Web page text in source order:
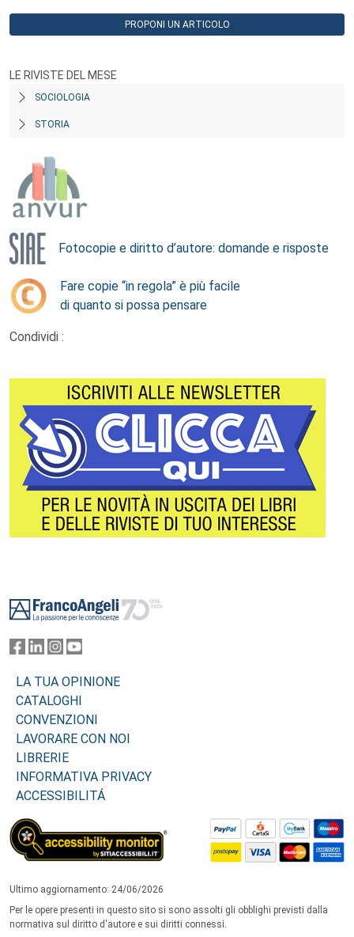
PROPONI UN ARTICOLO
LE RIVISTE DEL MESE
SOCIOLOGIA
STORIA
Fotocopie e diritto d’autore: domande e risposte
Fare copie “in regola” è più facile
di quanto si possa pensare
Condividi :
LA TUA OPINIONE
CATALOGHI
CONVENZIONI
LAVORARE CON NOI
LIBRERIE
INFORMATIVA PRIVACY
ACCESSIBILITÁ
Ultimo aggiornamento: 24/06/2026
Per le opere presenti in questo sito si sono assolti gli obblighi previsti dalla
normativa sul diritto d'autore e sui diritti connessi.